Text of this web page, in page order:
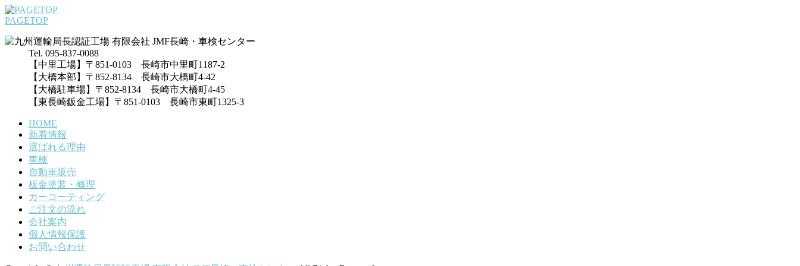
PAGETOP
Tel. 095-837-0088
【中里工場】〒851-0103 長崎市中里町1187-2
【大橋本部】〒852-8134 長崎市大橋町4-42
【大橋駐車場】〒852-8134 長崎市大橋町4-45
【東長崎鈑金工場】〒851-0103 長崎市東町1325-3
HOME
新着情報
選ばれる理由
車検
自動車販売
板金塗装・修理
カーコーティング
ご注文の流れ
会社案内
個人情報保護
お問い合わせ